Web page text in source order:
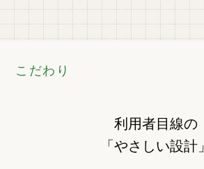
こだわり
利用者目線の
「やさしい設計」